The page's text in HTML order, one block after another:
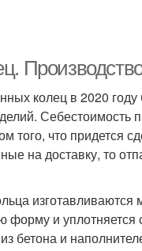
колец в 2020
того, что придется
на доставку, то
форму и
бетона и